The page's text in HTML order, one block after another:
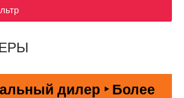
дилер ‣ Более